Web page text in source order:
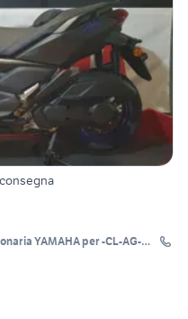
YAMAHA per -CL-AG-